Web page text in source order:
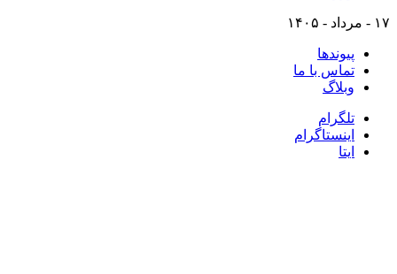
۱۷ - مرداد - ۱۴۰۵
پیوندها
تماس با ما
وبلاگ
تلگرام
اینستاگرام
ایتا